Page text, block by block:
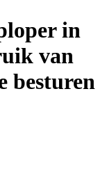
in
van
besturen